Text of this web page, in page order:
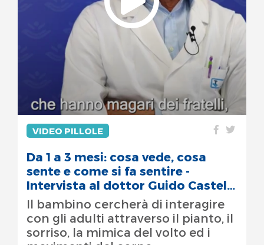
VIDEO PILLOLE
Da 1 a 3 mesi: cosa vede, cosa
sente e come si fa sentire -
Intervista al dottor Guido Castelli
Gattinara
Il bambino cercherà di interagire
con gli adulti attraverso il pianto, il
sorriso, la mimica del volto ed i